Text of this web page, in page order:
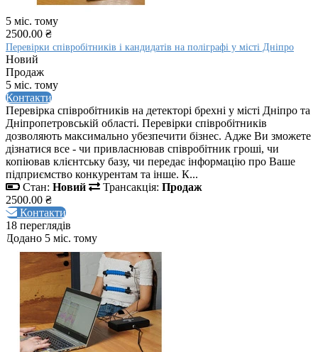
5 міс. тому
2500.00 ₴
Перевірки співробітників і кандидатів на поліграфі у місті Дніпро
Новий
Продаж
5 міс. тому
Контакти
Перевірка співробітників на детекторі брехні у місті Дніпро та
Дніпропетровській області. Перевірки співробітників
дозволяють максимально убезпечити бізнес. Адже Ви зможете
дізнатися все - чи привласнював співробітник гроші, чи
копіював клієнтську базу, чи передає інформацію про Ваше
підприємство конкурентам та інше. К...
Стан: Новий Трансакція: Продаж
2500.00 ₴
Контакти
18 переглядів
Додано 5 міс. тому